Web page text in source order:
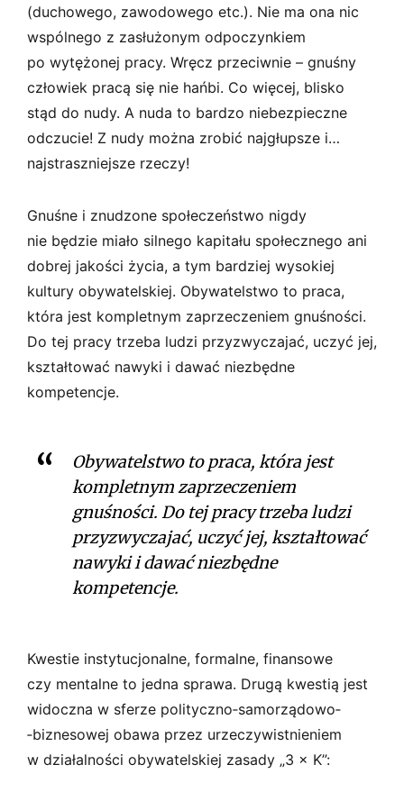
(duchowego, zawodowego etc.). Nie ma ona nic
wspólnego z zasłużonym odpoczynkiem
po wytężonej pracy. Wręcz przeciwnie – gnuśny
człowiek pracą się nie hańbi. Co więcej, blisko
stąd do nudy. A nuda to bardzo niebezpieczne
odczucie! Z nudy można zrobić najgłupsze i…
najstraszniejsze rzeczy!
Gnuśne i znudzone społeczeństwo nigdy
nie będzie miało silnego kapitału społecznego ani
dobrej jakości życia, a tym bardziej wysokiej
kultury obywatelskiej. Obywatelstwo to praca,
która jest kompletnym zaprzeczeniem gnuśności.
Do tej pracy trzeba ludzi przyzwyczajać, uczyć jej,
kształtować nawyki i dawać niezbędne
kompetencje.
Obywatelstwo to praca, która jest
kompletnym zaprzeczeniem
gnuśności. Do tej pracy trzeba ludzi
przyzwyczajać, uczyć jej, kształtować
nawyki i dawać niezbędne
kompetencje.
Kwestie instytucjonalne, formalne, finansowe
czy mentalne to jedna sprawa. Drugą kwestią jest
widoczna w sferze polityczno­‑samorządowo­
‑biznesowej obawa przez urzeczywistnieniem
w działalności obywatelskiej zasady „3 × K”: